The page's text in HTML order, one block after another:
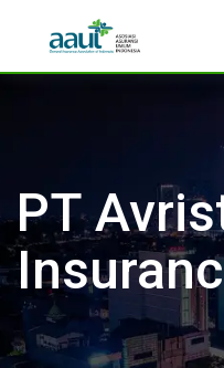
content
PT